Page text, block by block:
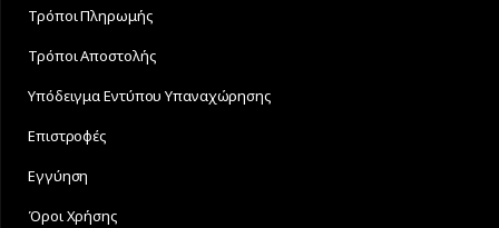
Τρόποι Πληρωμής
Τρόποι Αποστολής
Υπόδειγμα Εντύπου Υπαναχώρησης
Επιστροφές
Εγγύηση
Όροι Χρήσης